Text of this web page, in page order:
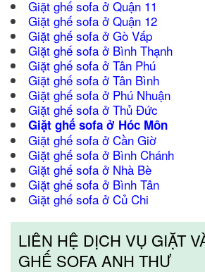
Giặt ghế sofa ở Quận 11
Giặt ghế sofa ở Quận 12
Giặt ghế sofa ở Gò Vấp
Giặt ghế sofa ở Bình Thạnh
Giặt ghế sofa ở Tân Phú
Giặt ghế sofa ở Tân Bình
Giặt ghế sofa ở Phú Nhuận
Giặt ghế sofa ở Thủ Đức
Giặt ghế sofa ở Hóc Môn
Giặt ghế sofa ở Cần Giờ
Giặt ghế sofa ở Bình Chánh
Giặt ghế sofa ở Nhà Bè
Giặt ghế sofa ở Bình Tân
Giặt ghế sofa ở Củ Chi
LIÊN HỆ DỊCH VỤ GIẶT
GHẾ SOFA ANH THƯ